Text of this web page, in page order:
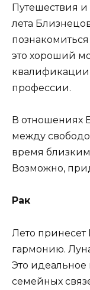
Путешествия и
лета
это хороший
профессии.
В отношениях
между
время
Возможно,
Рак
Лето
гармонию.
Это
семейных